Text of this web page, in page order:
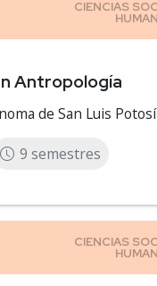
Antropología
de San Luis Potosí
9 semestres